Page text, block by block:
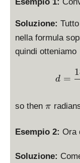
Soluzione:
nella formula
quindi otteniamo
d =
so then \
π
Esempio 2: Ora
Soluzione: